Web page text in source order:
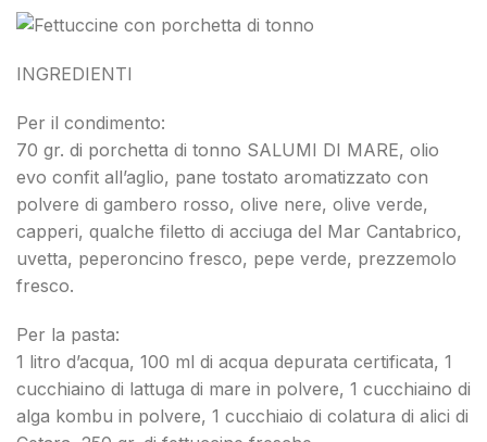
INGREDIENTI
Per il condimento:
70 gr. di porchetta di tonno SALUMI DI MARE, olio
evo confit all’aglio, pane tostato aromatizzato con
polvere di gambero rosso, olive nere, olive verde,
capperi, qualche filetto di acciuga del Mar Cantabrico,
uvetta, peperoncino fresco, pepe verde, prezzemolo
fresco.
Per la pasta:
1 litro d’acqua, 100 ml di acqua depurata certificata, 1
cucchiaino di lattuga di mare in polvere, 1 cucchiaino di
alga kombu in polvere, 1 cucchiaio di colatura di alici di